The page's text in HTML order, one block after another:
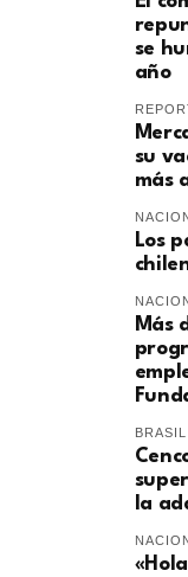
se
año
su
más
Los
Más
BRASIL
la